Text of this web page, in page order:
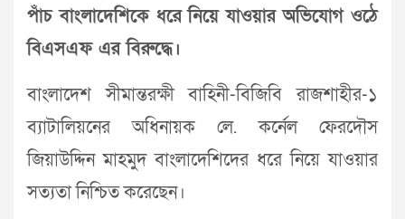
পাঁচ বাংলাদেশিকে ধরে নিয়ে যাওয়ার অভিযোগ ওঠে
বিএসএফ এর বিরুদ্ধে।
বাংলাদেশ সীমান্তরক্ষী বাহিনী-বিজিবি রাজশাহীর-১
ব্যাটালিয়নের অধিনায়ক লে. কর্নেল ফেরদৌস
জিয়াউদ্দিন মাহমুদ বাংলাদেশিদের ধরে নিয়ে যাওয়ার
সত্যতা নিশ্চিত করেছেন।